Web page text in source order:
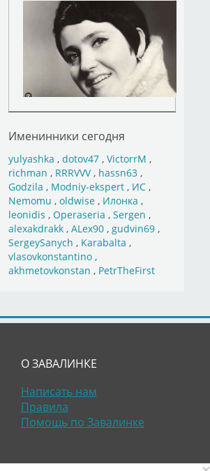
Именинники сегодня
yulyashka , dotov47, VictorrM ,
richman , RRRVVV, hassn63,
Godzila , Modniy-ekspert, ИС,
Nemomu , oldwise, Илонка ,
leonidis , Operaseria , Sergen ,
alexakdrakk, ALex90, gudvin69,
SergeySanych , Karabalta ,
vlasovkonstantino,
akhmetovkonstan , PetrTheFirst
О ЗАВАЛИНКЕ
Написать нам
Правила
Помощь по Завалинке